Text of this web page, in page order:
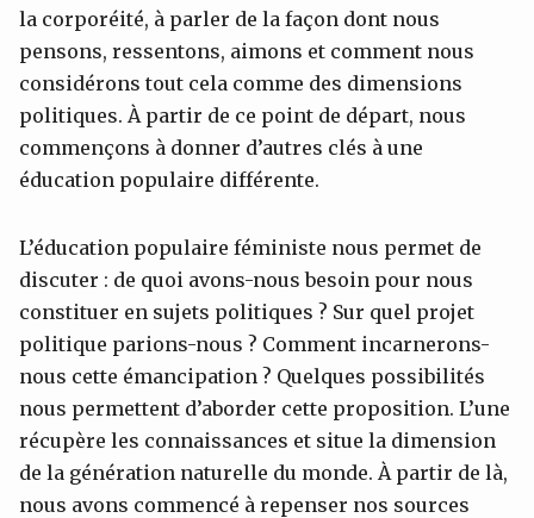
la corporéité, à parler de la façon dont nous
pensons, ressentons, aimons et comment nous
considérons tout cela comme des dimensions
politiques. À partir de ce point de départ, nous
commençons à donner d’autres clés à une
éducation populaire différente.
L’éducation populaire féministe nous permet de
discuter : de quoi avons-nous besoin pour nous
constituer en sujets politiques ? Sur quel projet
politique parions-nous ? Comment incarnerons-
nous cette émancipation ? Quelques possibilités
nous permettent d’aborder cette proposition. L’une
récupère les connaissances et situe la dimension
de la génération naturelle du monde. À partir de là,
nous avons commencé à repenser nos sources